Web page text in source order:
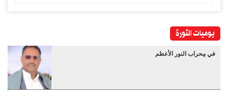
يوميات الثورة
في مِحراب النور الأعظم